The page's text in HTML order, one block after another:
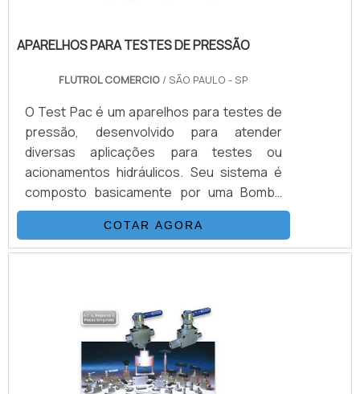
APARELHOS PARA TESTES DE PRESSÃO
FLUTROL COMERCIO / SÃO PAULO - SP
O Test Pac é um aparelhos para testes de
pressão, desenvolvido para atender
diversas aplicações para testes ou
acionamentos hidráulicos. Seu sistema é
composto basicamente por uma Bomba
Hidropneumática Haskel, kit de preparação
de ar, conjunto de filtros, válvulas, skid
tubular carbono ou inox, ou tanque inox.As
alguns modelos geram altas pressões
hidráulicas reguláveis até 15.000 psi (1.000
bar), nessas configurações. Para.
COTAR AGORA